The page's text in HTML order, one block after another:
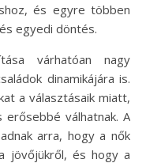
és egyre többen
egyedi döntés.
várhatóan nagy
dinamikájára is.
a választásaik miatt,
válhatnak. A
arra, hogy a nők
jövőjükről, és hogy a